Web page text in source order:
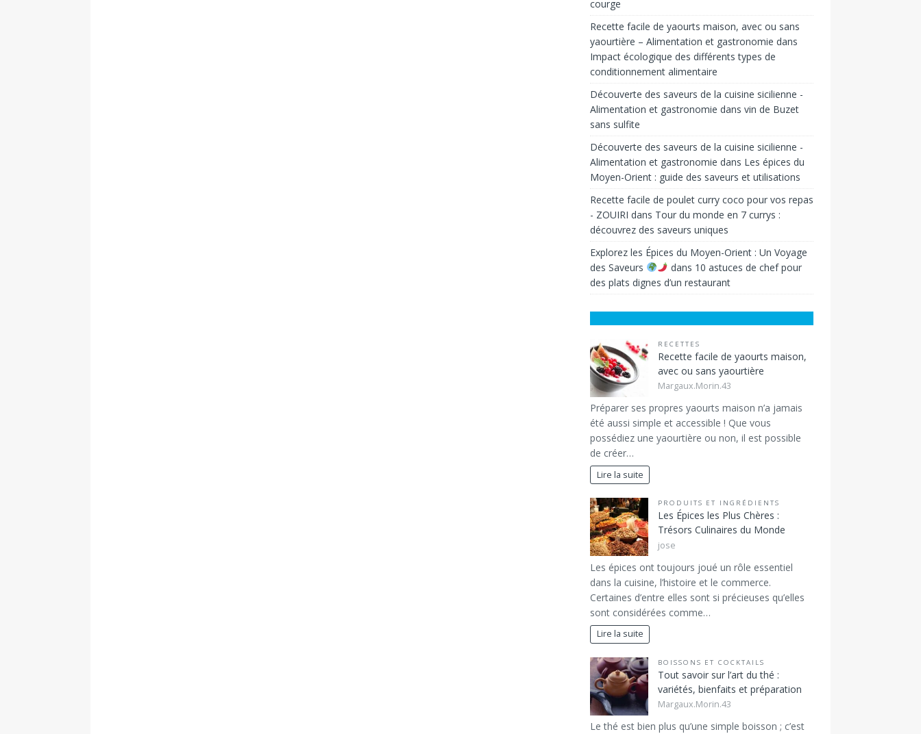
courge
Recette facile de yaourts maison, avec ou sans
yaourtière – Alimentation et gastronomie dans
Impact écologique des différents types de
conditionnement alimentaire
Découverte des saveurs de la cuisine sicilienne -
Alimentation et gastronomie dans vin de Buzet
sans sulfite
Découverte des saveurs de la cuisine sicilienne -
Alimentation et gastronomie dans Les épices du
Moyen-Orient : guide des saveurs et utilisations
Recette facile de poulet curry coco pour vos repas
- ZOUIRI dans Tour du monde en 7 currys :
découvrez des saveurs uniques
Explorez les Épices du Moyen-Orient : Un Voyage
des Saveurs
dans 10 astuces de chef pour
des plats dignes d’un restaurant
RECETTES
Recette facile de yaourts maison,
avec ou sans yaourtière
Margaux.Morin.43
Préparer ses propres yaourts maison n’a jamais
été aussi simple et accessible ! Que vous
possédiez une yaourtière ou non, il est possible
de créer…
Lire la suite
PRODUITS ET INGRÉDIENTS
Les Épices les Plus Chères :
Trésors Culinaires du Monde
jose
Les épices ont toujours joué un rôle essentiel
dans la cuisine, l’histoire et le commerce.
Certaines d’entre elles sont si précieuses qu’elles
sont considérées comme…
Lire la suite
BOISSONS ET COCKTAILS
Tout savoir sur l’art du thé :
variétés, bienfaits et préparation
Margaux.Morin.43
Le thé est bien plus qu’une simple boisson ; c’est